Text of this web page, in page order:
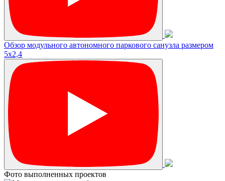
Обзор модульного автономного паркового санузла размером
5х2,4
Фото выполненных проектов